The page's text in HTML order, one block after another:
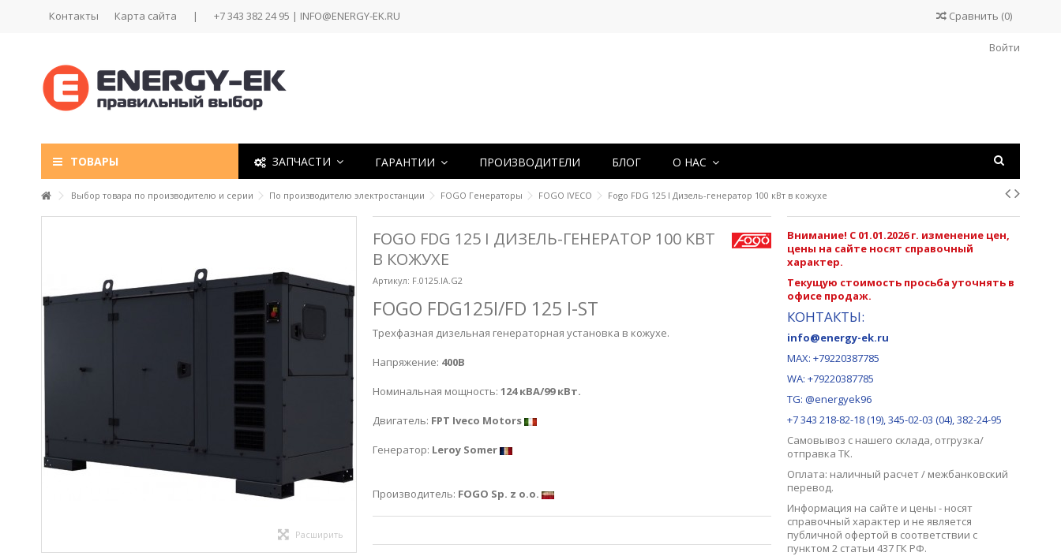
Контакты Карта сайта | +7 343 382 24 95 | INFO@ENERGY-EK.RU Сравнить (0)
Войти
ТОВАРЫ ЗАПЧАСТИ ГАРАНТИИ ПРОИЗВОДИТЕЛИ БЛОГ О НАС
Выбор товара по производителю и серии По производителю электростанции FOGO Генераторы FOGO IVECO Fogo FDG 125 I Дизель-генератор 100 кВт в кожухе
Расширить
FOGO FDG 125 I ДИЗЕЛЬ-ГЕНЕРАТОР 100 КВТ
В КОЖУХЕ
Артикул: F.0125.IA.G2
FOGO FDG125I/FD 125 I-ST
Трехфазная дизельная генераторная установка в кожухе.
Напряжение: 400В
Номинальная мощность: 124 кВА/99 кВт.
Двигатель: FPT Iveco Motors
Генератор: Leroy Somer
Производитель: FOGO Sp. z o.o.
Внимание! С 01.01.2026 г. изменение цен,
цены на сайте носят справочный
характер.
Текущую стоимость просьба уточнять в
офисе продаж.
КОНТАКТЫ:
info@energy-ek.ru
MAX: +79220387785
WA: +79220387785
TG: @energyek96
+7 343 218-82-18 (19), 345-02-03 (04), 382-24-95
Самовывоз с нашего склада, отгрузка/
отправка ТК.
Оплата: наличный расчет / межбанковский
перевод.
Информация на сайте и цены - носят
справочный характер и не является
публичной офертой в соответствии с
пунктом 2 статьи 437 ГК РФ.